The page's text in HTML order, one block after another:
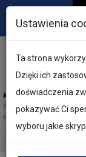
Ustawienia
Ta strona
Dzięki ich
doświadczenia
pokazywać Ci
wyboru jakie
KELLER | Marka dla
Kotły
KELLER Cyrkon